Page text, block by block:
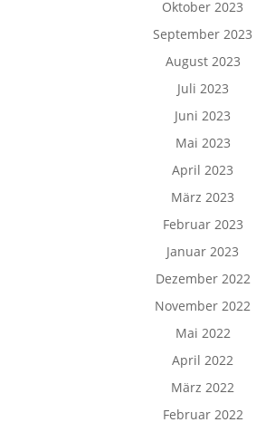
Oktober 2023
September 2023
August 2023
Juli 2023
Juni 2023
Mai 2023
April 2023
März 2023
Februar 2023
Januar 2023
Dezember 2022
November 2022
Mai 2022
April 2022
März 2022
Februar 2022